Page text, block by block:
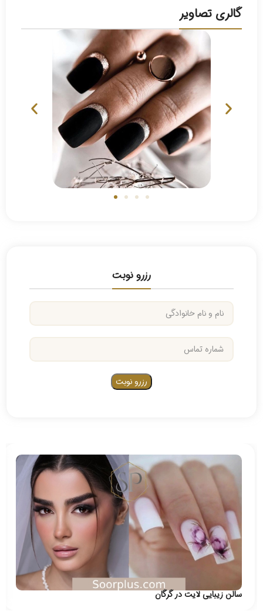
رزرو نوبت
سالن زیبایی لایت در گرگان
گالری تصاویر